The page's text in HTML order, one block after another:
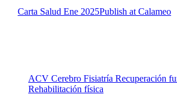
Carta Salud Ene 2025Publish at Calameo
ACV Cerebro Fisiatría Recuperación
Rehabilitación física